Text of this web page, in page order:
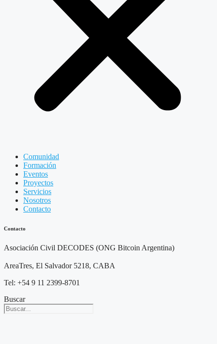
Comunidad
Formación
Eventos
Proyectos
Servicios
Nosotros
Contacto
Contacto
Asociación Civil DECODES (ONG Bitcoin Argentina)
AreaTres, El Salvador 5218, CABA
Tel: +54 9 11 2399-8701
Buscar